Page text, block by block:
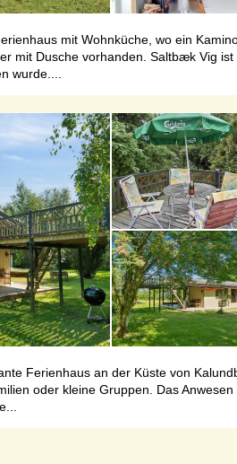
mit Wohnküche, wo ein
mit Dusche vorhanden. Saltbæk Vig
wurde....
Ferienhaus an der Küste von
oder kleine Gruppen. Das